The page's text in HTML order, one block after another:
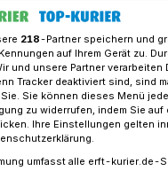
Widdeshoven​
218-Partner speichern und
auf Ihrem Gerät zu.
und unsere Partner
Tracker deaktiviert sind, sind
Sie können dieses Menü
zu widerrufen, indem Sie
Ihre Einstellungen gelten
umfasst alle erft-kurier.de-